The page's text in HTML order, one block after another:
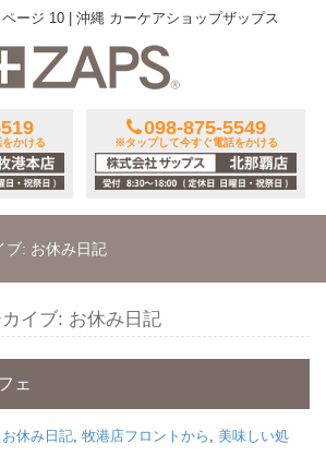
ージ 10 | 沖縄 カーケアショップザップス
かける
098-875-5549
※タップして今すぐ電話をかける
ブ: お休み日記
イブ: お休み日記
ェ
お休み日記 牧港店フロントから 美味しい処